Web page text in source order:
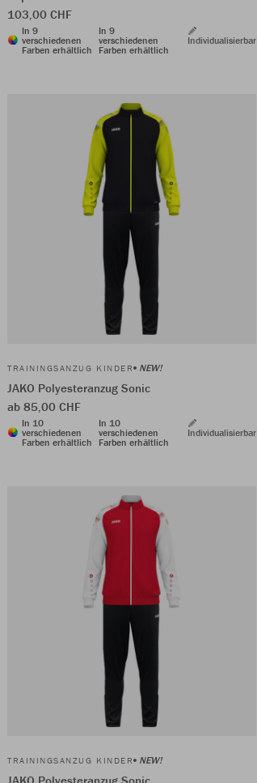
103,00 CHF
In 9
verschiedenen
Farben erhältlich
In 9
verschiedenen
Farben erhältlich
Individualisierbar
TRAININGSANZUG KINDER NEW!
JAKO Polyesteranzug Sonic
ab 85,00 CHF
In 10
verschiedenen
Farben erhältlich
In 10
verschiedenen
Farben erhältlich
Individualisierbar
TRAININGSANZUG KINDER NEW!
JAKO Polyesteranzug Sonic